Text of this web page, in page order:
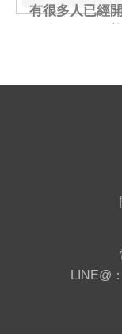
有很多人已經
LINE@：